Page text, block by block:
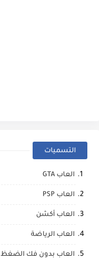
التسميات
العاب GTA
العاب PSP
العاب أكشن
العاب الرياضة
العاب بدون فك الضغظ